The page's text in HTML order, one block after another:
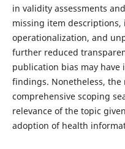
in validity assessments
missing item
operationalization, and
further reduced
publication bias may have
findings. Nonetheless, the
comprehensive scoping
relevance of the topic
adoption of health